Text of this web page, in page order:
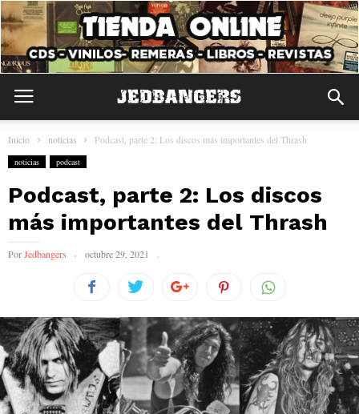
Inicio noticias Podcast, parte 2: Los discos más importantes del Thrash
noticias podcast
Podcast, parte 2: Los discos
más importantes del Thrash
PorJedbangers octubre 29, 2021